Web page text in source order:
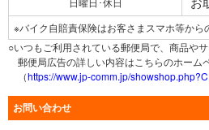
※バイク自賠責保険はお客さまスマホ等から
○いつもご利用されている郵便局で、商品や
郵便局広告の詳しい内容はこちらのホーム
（https://www.jp-comm.jp/
お問い合わせ